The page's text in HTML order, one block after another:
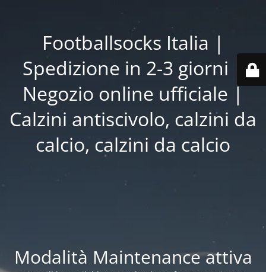
Footballsocks Italia |
Spedizione in 2-3 giorni |
Negozio online ufficiale |
Calzini antiscivolo, calzini da
calcio, calzini da calcio
Modalità Maintenance attiva